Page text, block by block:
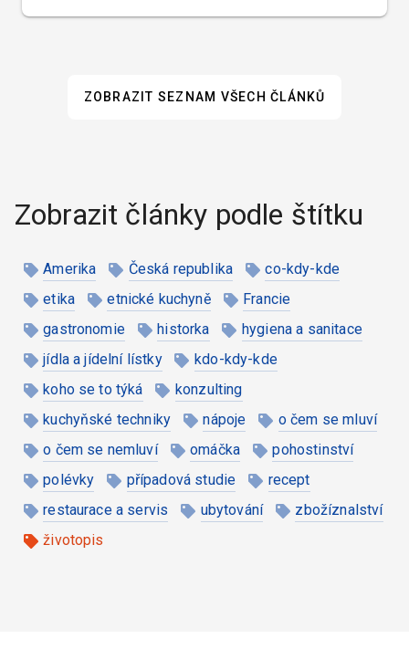
ZOBRAZIT SEZNAM VŠECH ČLÁNKŮ
Zobrazit články podle štítku
Amerika Česká republika
co-kdy-kde
etika
etnické kuchyně
Francie
gastronomie
historka
hygiena a sanitace
jídla a jídelní lístky
kdo-kdy-kde
koho se to týká
konzulting
kuchyňské techniky
nápoje
o čem se mluví
o čem se nemluví
omáčka
pohostinství
polévky
případová studie
recept
restaurace a servis
ubytování
zbožíznalství
životopis